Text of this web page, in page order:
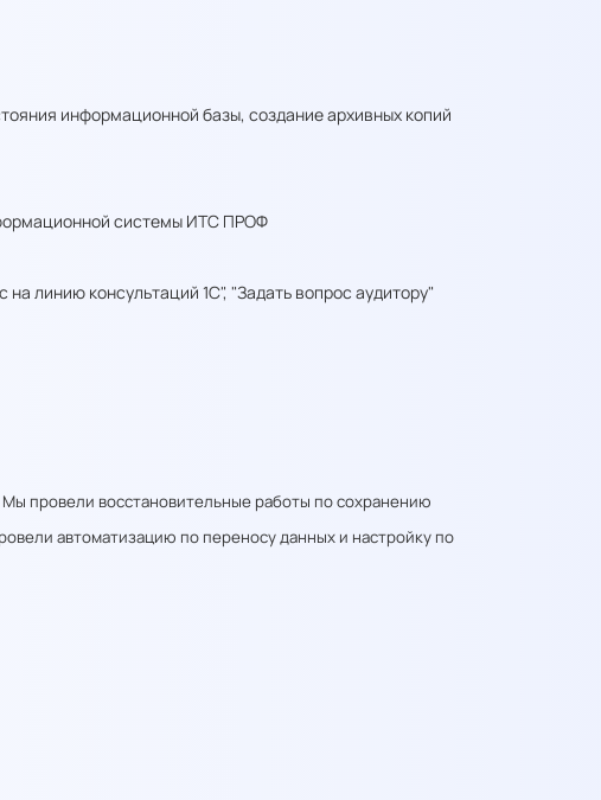
информационной базы, создание архивных копий
системы ИТС ПРОФ
линию консультаций 1С", "Задать вопрос аудитору"
провели восстановительные работы по сохранению
автоматизацию по переносу данных и настройку по